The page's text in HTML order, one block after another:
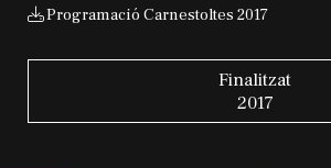
Programació Carnestoltes 2017
Finalitzat
2017